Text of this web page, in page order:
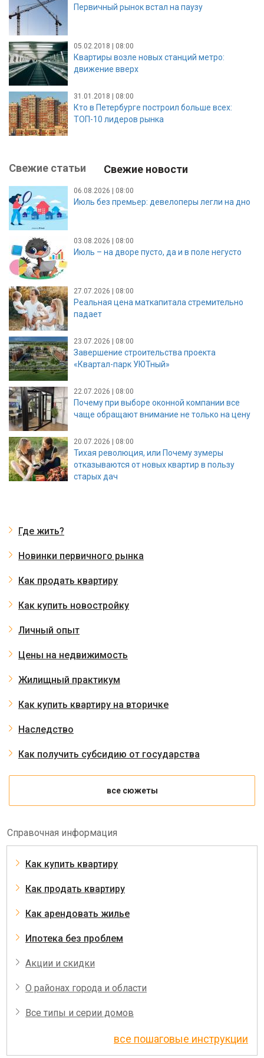
Первичный рынок встал на паузу
05.02.2018 | 08:00
Квартиры возле новых станций метро:
движение вверх
31.01.2018 | 08:00
Кто в Петербурге построил больше всех:
ТОП-10 лидеров рынка
Свежие статьи Свежие новости
06.08.2026 | 08:00
Июль без премьер: девелоперы легли на дно
03.08.2026 | 08:00
Июль – на дворе пусто, да и в поле негусто
27.07.2026 | 08:00
Реальная цена маткапитала стремительно
падает
23.07.2026 | 08:00
Завершение строительства проекта
«Квартал-парк УЮТный»
22.07.2026 | 08:00
Почему при выборе оконной компании все
чаще обращают внимание не только на цену
20.07.2026 | 08:00
Тихая революция, или Почему зумеры
отказываются от новых квартир в пользу
старых дач
Где жить?
Новинки первичного рынка
Как продать квартиру
Как купить новостройку
Личный опыт
Цены на недвижимость
Жилищный практикум
Как купить квартиру на вторичке
Наследство
Как получить субсидию от государства
все сюжеты
Справочная информация
Как купить квартиру
Как продать квартиру
Как арендовать жилье
Ипотека без проблем
Акции и скидки
О районах города и области
Все типы и серии домов
все пошаговые инструкции